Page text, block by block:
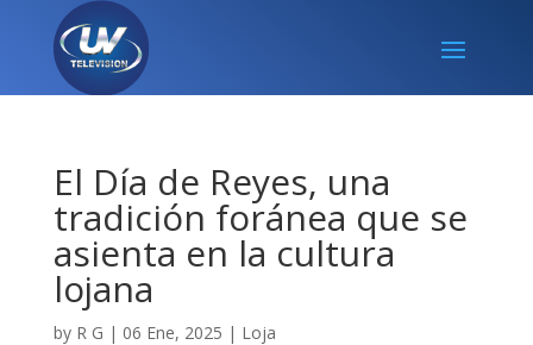
El Día de Reyes, una
tradición foránea que se
asienta en la cultura
lojana
by R G | 06 Ene, 2025 | Loja